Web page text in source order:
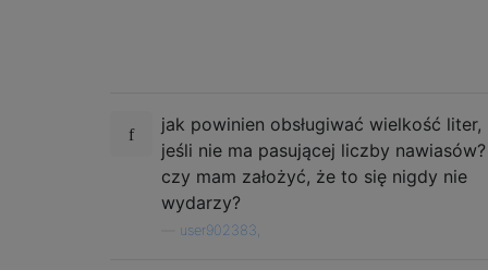
jak powinien obsługiwać wielkość liter,
jeśli nie ma pasującej liczby nawiasów?
czy mam założyć, że to się nigdy nie
wydarzy?
user902383,